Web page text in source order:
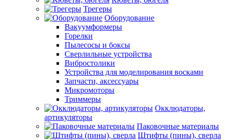
Трегеры
Оборудование
Вакуумформеры
Горелки
Пылесосы и боксы
Сверлильные устройства
Вибростолики
Устройства для моделирования восками
Запчасти, аксессуары
Микромоторы
Триммеры
Окклюдаторы,
артикуляторы
Паковочные материалы
Штифты (пины), сверла